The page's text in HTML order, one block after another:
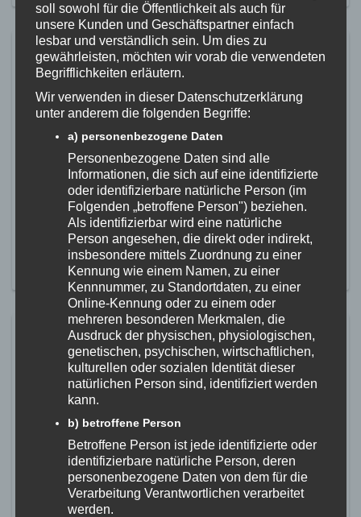
Der Verein gratuliert Laura Sieber
zum Erwerb ihrer
Übunsleiterlizenz
unser Kreis der lizenzierten Übungsleiter erneut vergrößert
hat. Im Januar hat Laura an der Sportschule in Ruit ihre
Prüfung abgelegt und ist seither staatlich anerkannte
Übungsleiterin C im Fachbereich Eltern-Kind- und
Vorschulturnen. Laura leitet bereits seit einem Jahr eine
Eltern-Kind-Gruppe bei uns im Verein […]
MEHR ERFAHREN
Freizeitsport Göge-Hohentengen
setzt sich für mehr Bewegung ein
25. Juli 2023
funktionieren ab sofort – Projektstart mit Gewinnspiel Seit
Kurzem hängen in der Gemeinde Hohentengen an
bestimmten Orten Schilder mit einem roten Kreis darauf, der
einer Markierung auf einer digitalen Karte gleicht und über
dem steht „Bleibt fit, macht mit!“. Dazwischen ein QR-Code
sowie unter anderem das Logo […]
soll sowohl für die Öffentlichkeit als auch für
unsere Kunden und Geschäftspartner einfach
lesbar und verständlich sein. Um dies zu
gewährleisten, möchten wir vorab die verwendeten
Begrifflichkeiten erläutern.
Wir verwenden in dieser Datenschutzerklärung
unter anderem die folgenden Begriffe:
a) personenbezogene Daten
Personenbezogene Daten sind alle
Informationen, die sich auf eine identifizierte
oder identifizierbare natürliche Person (im
Folgenden „betroffene Person") beziehen.
Als identifizierbar wird eine natürliche
Person angesehen, die direkt oder indirekt,
insbesondere mittels Zuordnung zu einer
Kennung wie einem Namen, zu einer
Kennnummer, zu Standortdaten, zu einer
Online-Kennung oder zu einem oder
mehreren besonderen Merkmalen, die
Ausdruck der physischen, physiologischen,
genetischen, psychischen, wirtschaftlichen,
kulturellen oder sozialen Identität dieser
natürlichen Person sind, identifiziert werden
kann.
b) betroffene Person
Betroffene Person ist jede identifizierte oder
identifizierbare natürliche Person, deren
personenbezogene Daten von dem für die
Verarbeitung Verantwortlichen verarbeitet
werden.